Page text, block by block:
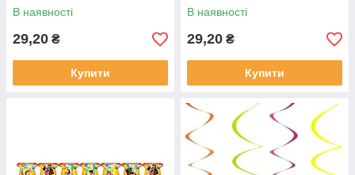
В наявності
29,20 ₴
Купити
В наявності
29,20 ₴
Купити